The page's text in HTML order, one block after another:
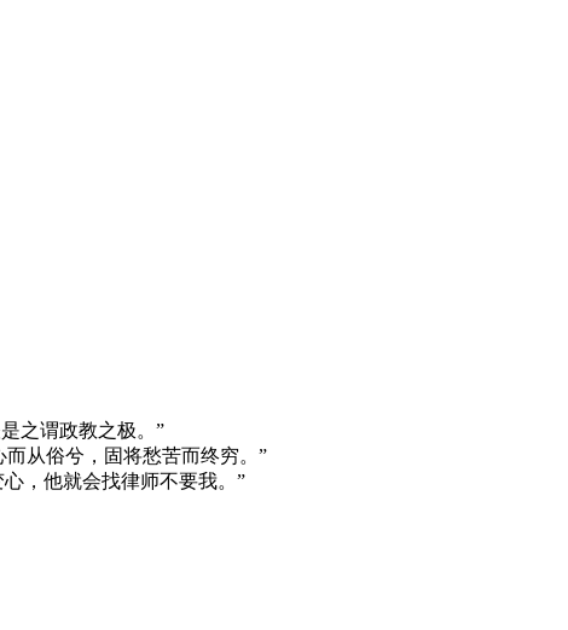
之谓政教之极。”
从俗兮，固将愁苦而终穷。”
，他就会找律师不要我。”